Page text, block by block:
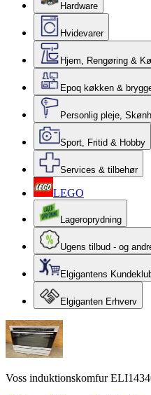
Hardware
Hvidevarer
Hjem, Rengøring &
Epoq køkken &
Personlig pleje,
Sport, Fritid & Hobby
Services & tilbehør
LEGO
Lageroprydning
Ugens tilbud - og
Elgigantens
Elgiganten Erhverv
Voss induktionskomfur